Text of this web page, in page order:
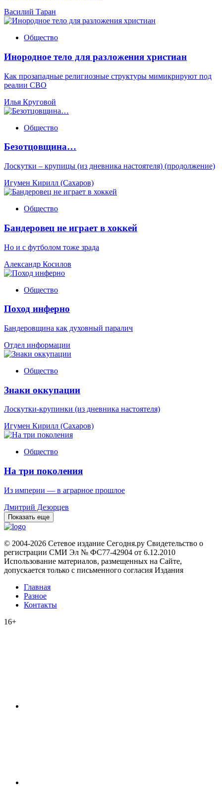
Василий Таран
Общество
Инородное тело для разложения христиан
Как прозападные религиозные структуры мимикрируют под
реалии СВО
Илья Круговой
Общество
Безотцовщина…
Лоскутки – крупицы (из дневника настоятеля) (продолжение)
Игумен Кирилл (Сахаров)
Общество
Бандеровец не играет в хоккей
Но и с футболом тоже зрада
Александр Косилов
Общество
Поход инферно
Бандеровщина как духовный паралич
Отдел информации
Общество
Знаки оккупации
Лоскутки-крупинки (из дневника настоятеля)
Игумен Кирилл (Сахаров)
Общество
На три поколения
Из империи — в аграрное прошлое
Дмитрий Дезорцев
Показать еще
© 2004-2026 Сетевое издание Сегодня.ру Свидетельство о
регистрации СМИ Эл № ФС77-42904 от 6.12.2010
Использование материалов, размещенных на Сайте,
допускается только с письменного согласия Издания
Главная
Разное
Контакты
16+